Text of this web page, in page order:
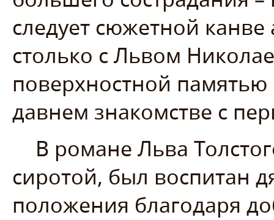
следует сюжетной канве
столько с Львом
поверхностной памятью
давнем знакомстве с
В романе Льва
сиротой, был воспитан
положения благодаря